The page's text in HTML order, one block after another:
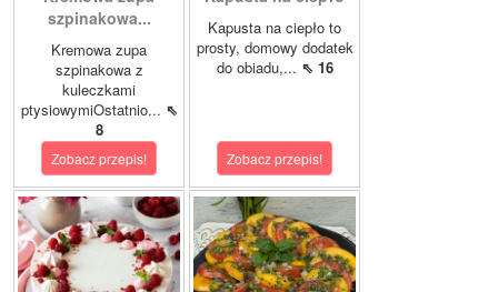
szpinakowa...
Kremowa zupa
szpinakowa z
kuleczkami
ptysiowymiOstatnio... ⇖
8
Zobacz przepis!
Kapusta na ciepło to
prosty, domowy dodatek
do obiadu,... ⇖ 16
Zobacz przepis!